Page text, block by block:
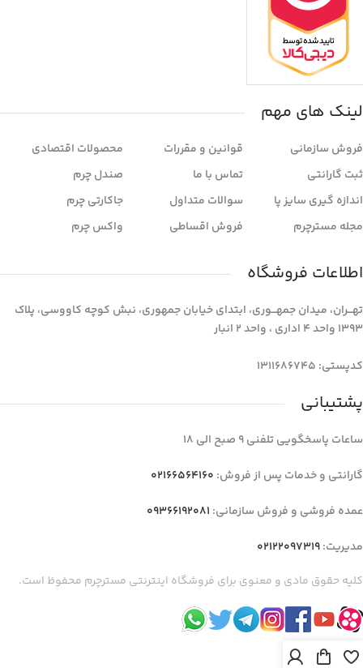
لینک های مهم
فروش سازمانی
ثبت گارانتی
اندازه گیری سایز پا
مجله مسترچرم
قوانین و مقررات
تماس با ما
سوالات متداول
فروش اقساطی
محصولات اقتصادی
صندل چرم
جاکارتی چرم
واکس چرم
اطلاعات فروشگاه
تهـــران، میدان جمهـــوری، ابتدای خیابان جمهوری، نبش کوچه کاووسی، پلاک
1393 واحد 4 اداری ، واحد 2 انبار
کدپستی: 1311686745
پشتیبانی
ساعات پاسخگویی تلفنی 9 صبح الی 18
گارانتی و خدمات پس از فروش: 02166564160
عمده فروشی و فروش سازمانی: 09366192081
مدیریت:02122097319
کلیه حقوق مادی و معنوی برای فروشگاه اینترنتی مسترچرم محفوظ است.